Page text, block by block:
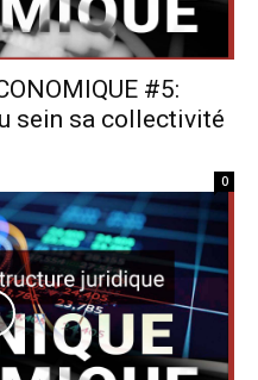
#5:
sein sa collectivité
0